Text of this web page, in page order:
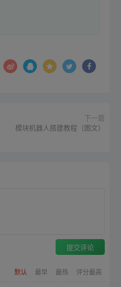
下一篇
模块机器人搭建教程（图文）
提交评论
默认 最早 最热 评分最高